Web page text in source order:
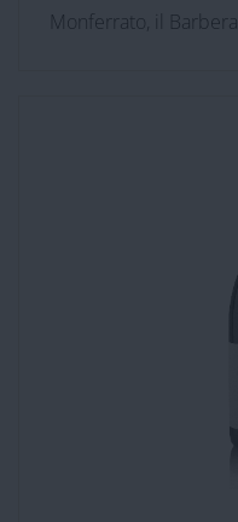
Monferrato, il Barbera